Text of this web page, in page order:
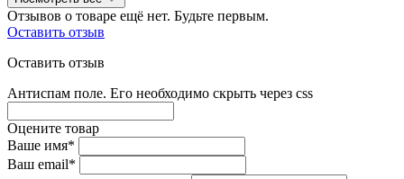
Отзывов о товаре ещё нет. Будьте первым.
Оставить отзыв
Оставить отзыв
Антиспам поле. Его необходимо скрыть через css
Оцените товар
Ваше имя*
Ваш email*